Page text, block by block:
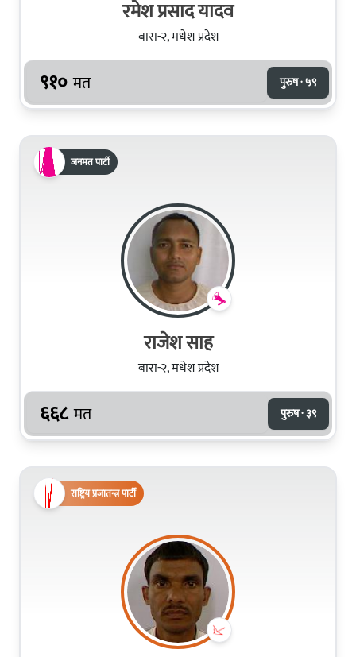
रमेश प्रसाद यादव
बारा-२, मधेश प्रदेश
९१० मत पुरुष · ५९
जनमत पार्टी
राजेश साह
बारा-२, मधेश प्रदेश
६६८ मत पुरुष · ३९
राष्ट्रिय प्रजातन्त्र पार्टी